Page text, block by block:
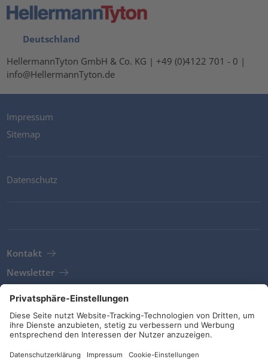
Deutschland
HellermannTyton GmbH & Co. KG | +49 (0)4122 701 - 0 |
info@HellermannTyton.de
Impressum
Sitemap
Datenschutz
Kontakt
Newsletter
AGB
Richtlinien und Bekentnisse